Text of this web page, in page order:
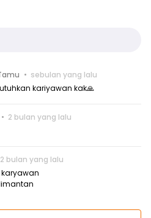
sebulan yang lalu
kariyawan kak🙏
2 bulan yang lalu
2 bulan yang lalu